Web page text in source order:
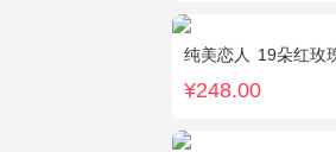
纯美恋人 19朵红玫
¥248.00